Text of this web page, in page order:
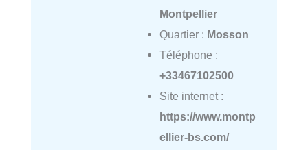
Montpellier
Quartier : Mosson
Téléphone :
+33467102500
Site internet :
https://www.montp
ellier-bs.com/